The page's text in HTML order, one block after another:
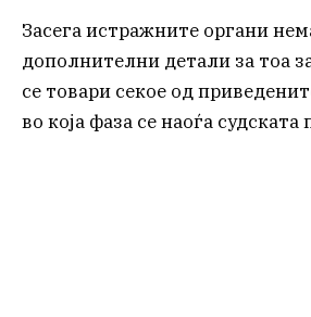
Засега истражните органи
дополнителни детали за тоа
се товари секое од
во која фаза се наоѓа судската